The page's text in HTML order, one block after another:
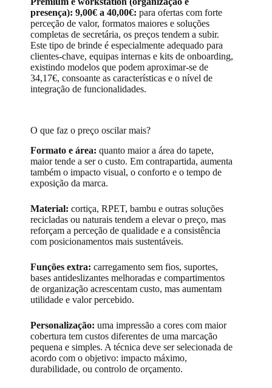
presença): 9,00€ a 40,00€: para ofertas com forte
perceção de valor, formatos maiores e soluções
completas de secretária, os preços tendem a subir.
Este tipo de brinde é especialmente adequado para
clientes-chave, equipas internas e kits de onboarding,
existindo modelos que podem aproximar-se de
34,17€, consoante as características e o nível de
integração de funcionalidades.
O que faz o preço oscilar mais?
Formato e área: quanto maior a área do tapete,
maior tende a ser o custo. Em contrapartida, aumenta
também o impacto visual, o conforto e o tempo de
exposição da marca.
Material: cortiça, RPET, bambu e outras soluções
recicladas ou naturais tendem a elevar o preço, mas
reforçam a perceção de qualidade e a consistência
com posicionamentos mais sustentáveis.
Funções extra: carregamento sem fios, suportes,
bases antideslizantes melhoradas e compartimentos
de organização acrescentam custo, mas aumentam
utilidade e valor percebido.
Personalização: uma impressão a cores com maior
cobertura tem custos diferentes de uma marcação
pequena e simples. A técnica deve ser selecionada de
acordo com o objetivo: impacto máximo,
durabilidade, ou controlo de orçamento.